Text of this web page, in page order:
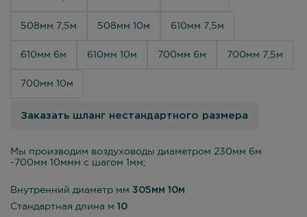
508мм 7,5м 508мм 10м 610мм 7,5м
610мм 6м 610мм 10м 700мм 6м 700мм 7,5м
700мм 10м
Заказать шланг нестандартного размера
Мы производим воздуховоды диаметром 230мм 6м
-700мм 10ммм с шагом 1мм;
Внутренний диаметр мм 305мм 10м
Стандартная длина м 10